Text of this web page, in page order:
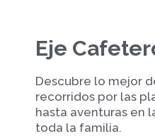
Eje
Descubre lo mejor
recorridos por las
hasta aventuras en
toda la familia.